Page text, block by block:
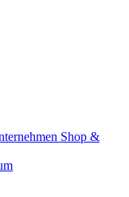
Shop &